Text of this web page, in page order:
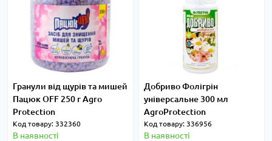
Гранули від щурів та мишей
Пацюк OFF 250 г Agro
Protection
Код товару: 332360
В наявності
Добриво Фолігрін
універсальне 300 мл
AgroProtection
Код товару: 336956
В наявності